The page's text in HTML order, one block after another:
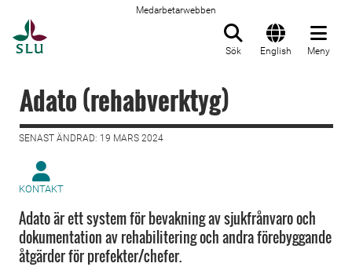
Medarbetarwebben
Sök English Meny
Adato (rehabverktyg)
SENAST ÄNDRAD: 19 MARS 2024
KONTAKT
Adato är ett system för bevakning av sjukfrånvaro och
dokumentation av rehabilitering och andra förebyggande
åtgärder för prefekter/chefer.